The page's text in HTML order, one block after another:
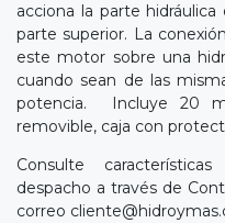
acciona la parte
parte superior. La
este motor sobre una
cuando sean de las
potencia. Incluye 20
removible, caja con
Consulte
despacho a través de
correo